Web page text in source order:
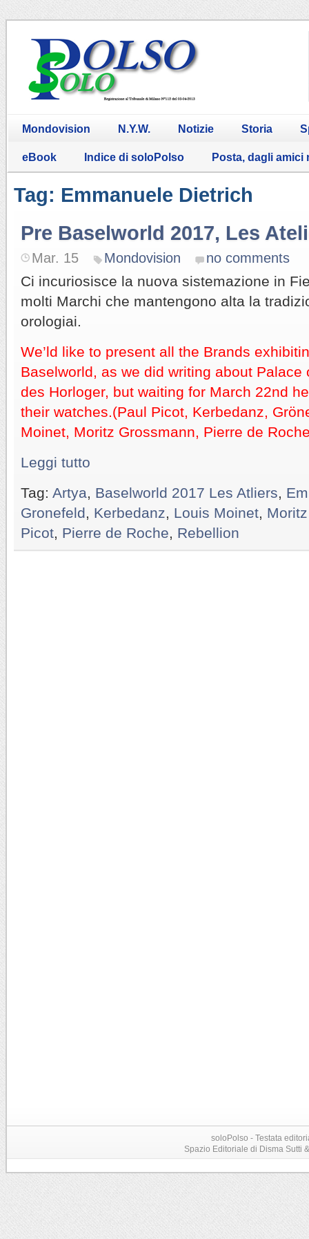
Mondovision N.Y.W. Notizie Storia
eBook Indice di soloPolso Posta, dagli amici
Tag: Emmanuele Dietrich
Pre Baselworld 2017, Les
Mar. 15 Mondovision no comments
Ci incuriosisce la nuova sistemazione in
molti Marchi che mantengono alta la
orologiai.
We’ld like to present all the Brands
Baselworld, as we did writing about Palace
des Horloger, but waiting for March 22nd
their watches.(Paul Picot, Kerbedanz,
Moinet, Moritz Grossmann, Pierre de
Leggi tutto
Tag: Artya Baselworld 2017 Les Atliers
Gronefeld
Kerbedanz Louis Moinet
Picot Pierre de Roche Rebellion
soloPolso - Testata
Spazio Editoriale di Disma Sutti